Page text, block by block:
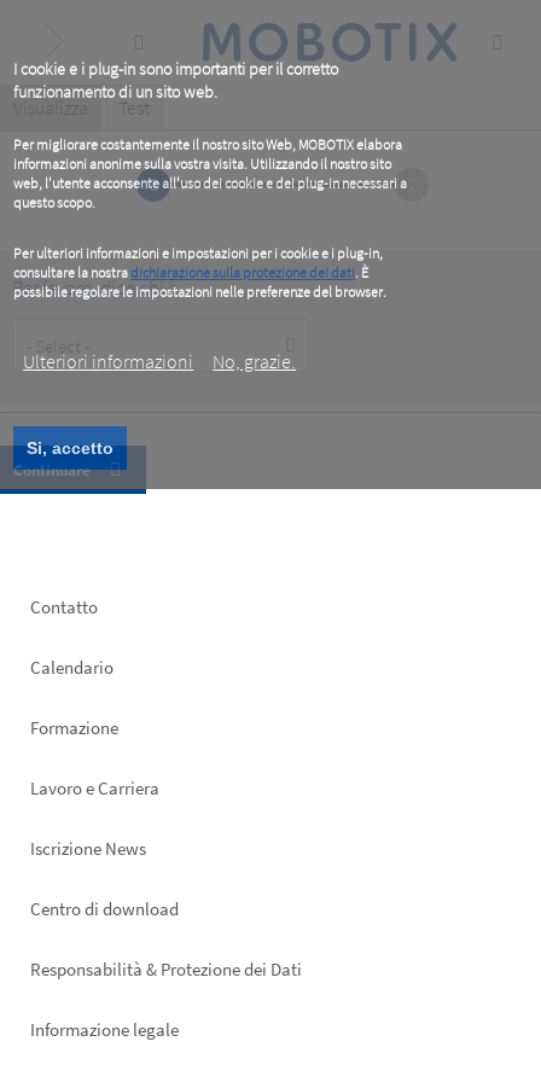
I cookie e i plug-in sono importanti per il corretto
funzionamento di un sito web.
Per migliorare costantemente il nostro sito Web, MOBOTIX elabora
informazioni anonime sulla vostra visita. Utilizzando il nostro sito
web, l'utente acconsente all'uso dei cookie e dei plug-in necessari a
questo scopo.
Per ulteriori informazioni e impostazioni per i cookie e i plug-in,
consultare la nostradichiarazione sulla protezione dei dati. È
possibile regolare le impostazioni nelle preferenze del browser.
Ulteriori informazioni
No, grazie.
Si, accetto
content
Primary
tabs
Visualizza (active
Test
1
Per favore, dice chi è
Type
Footer
Contatto
Calendario
Formazione
Lavoro e Carriera
Iscrizione News
Footer
Centro di download
Responsabilità & Protezione dei Dati
Informazione legale